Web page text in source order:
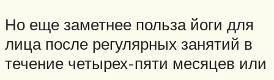
Но еще заметнее польза йоги для
лица после регулярных занятий в
течение четырех-пяти месяцев или